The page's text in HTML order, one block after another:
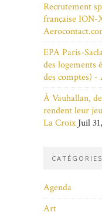
Recrutement
française ION-
EPA Paris-
des logements
des comptes)
À Vauhallan,
rendent leur
La Croix Juil
CATÉGORIES
Agenda
Art